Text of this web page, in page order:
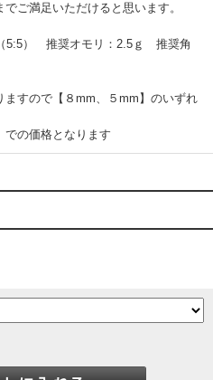
ご満足いただけると思います。
5:5） 推奨オモリ：2.5ｇ 推奨角
すので【８mm、５mm】のいずれ
の価格となります